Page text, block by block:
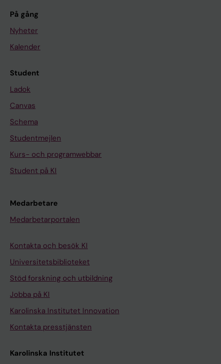
På gång
Nyheter
Kalender
Student
Ladok
Canvas
Schema
Studentmejlen
Kurs- och programwebbar
Student på KI
Medarbetare
Medarbetarportalen
Kontakta och besök KI
Universitetsbiblioteket
Stöd forskning och utbildning
Jobba på KI
Karolinska Institutet Innovation
Kontakta presstjänsten
Karolinska Institutet